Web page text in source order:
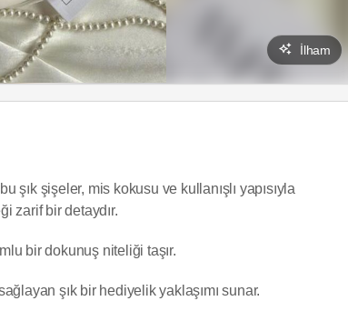
İlham
şişeler, mis kokusu ve kullanışlı yapısıyla
zarif bir detaydır.
bir dokunuş niteliği taşır.
şık bir hediyelik yaklaşımı sunar.